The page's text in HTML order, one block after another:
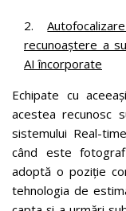
recunoaștere a
AI încorporate
Echipate cu
acestea recunosc
sistemului Real-
când este
adoptă o poziție
tehnologia de